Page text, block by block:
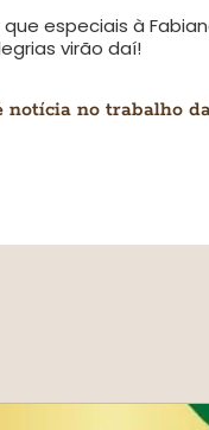
especiais à
virão daí!